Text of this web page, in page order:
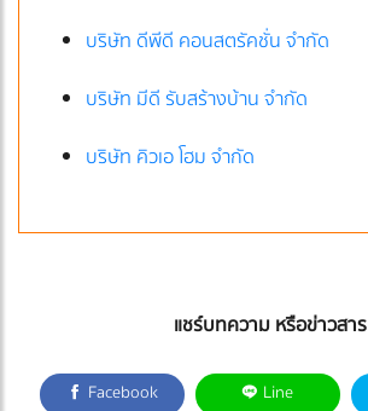
บริษัท ดีพีดี คอนสตรัคชั่น จำกัด
บริษัท มีดี รับสร้างบ้าน จำกัด
บริษัท คิวเอ โฮม จำกัด
แชร์บทความ หรือข่าวสาร
Facebook Line